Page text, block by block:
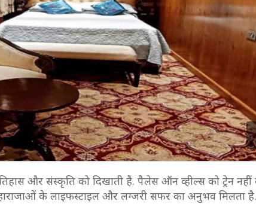
और संस्कृति को दिखाती है. पैलेस ऑन व्हील्स को ट्रेन
के लाइफस्टाइल और लग्जरी सफर का अनुभव मिलता